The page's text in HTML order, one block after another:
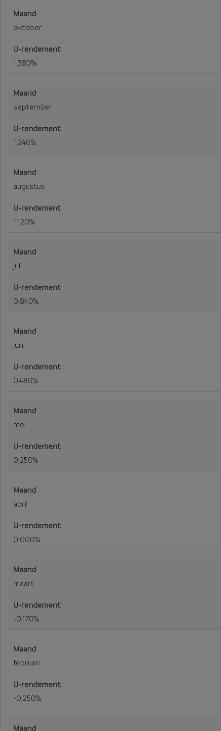
oktober
1,380%
september
1,240%
augustus
1,120%
juli
0,840%
juni
0,480%
mei
0,250%
april
0,000%
maart
-0,170%
februari
-0,250%